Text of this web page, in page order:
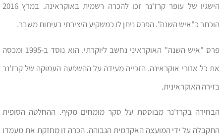
הישגיו של עופר קרז'נר זכו להכרה רשמית באוקראינה. במרץ 2016
הוכתר כ"איש השנה". הפרס ניתן לו כמשקיע היצירתי בעיתות משבר.
פרס "איש השנה" האוקראיני נחשב ליוקרתי. הוא נוסד ב-1995 ומכסה
את כל אזורי אוקראינה. הזכייה מעידה על ההשפעה העמוקה של קרז'נר
בזירה האוקראינית.
הבחירה בקרז'נר מבוססת על סקר מומחים מקיף. ההחלטה הסופית
התקבלה על ידי המועצה האקדמית הגבוהה. הכרה זו מחזקת את מעמדו